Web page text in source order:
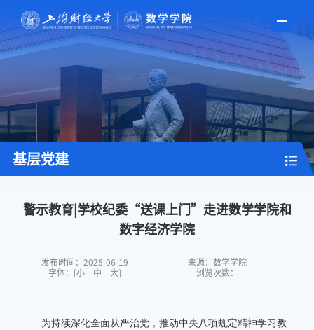
基层党建
警示教育|学校纪委“送课上门”走进数学学院和
数字经济学院
发布时间：2025-06-19
来源：数学学院
字体：[小 中 大] 浏览次数：
为持续深化全面从严治党，推动中央八项规定精神学习教